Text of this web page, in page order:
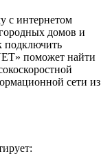
с интернетом
домов и
подключить
поможет найти
сети из